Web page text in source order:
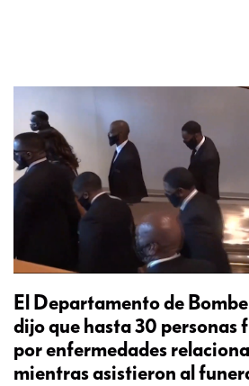
El Departamento de
dijo que hasta 30 personas
por enfermedades
mientras asistieron al